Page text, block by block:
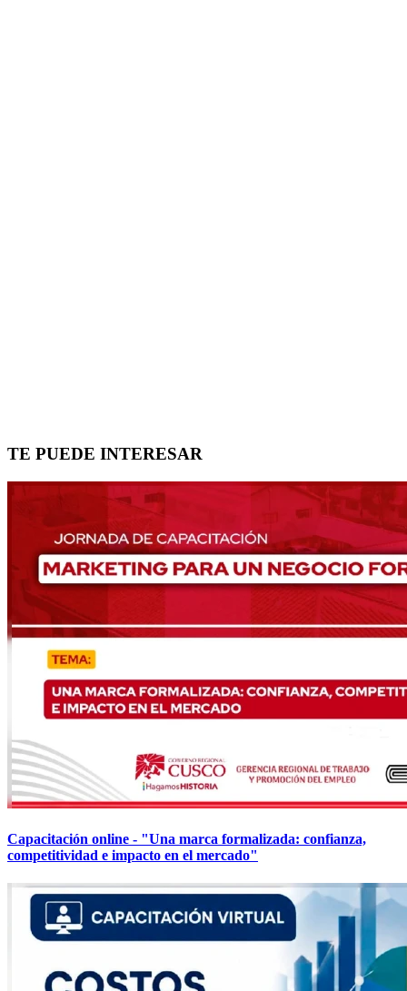
TE PUEDE INTERESAR
Capacitación online - "Una marca formalizada: confianza,
competitividad e impacto en el mercado"